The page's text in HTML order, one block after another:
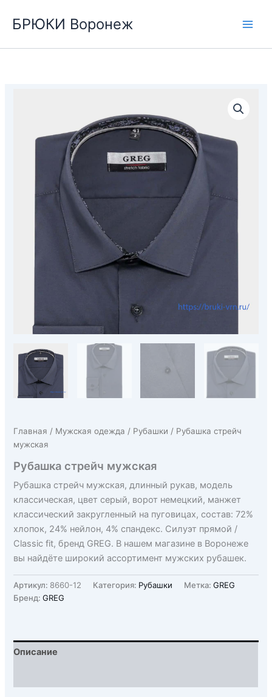
БРЮКИ Воронеж
Главная / Мужская одежда / Рубашки / Рубашка стрейч
мужская
Рубашка стрейч мужская
Рубашка стрейч мужская, длинный рукав, модель
классическая, цвет серый, ворот немецкий, манжет
классический закругленный на пуговицах, состав: 72%
хлопок, 24% нейлон, 4% спандекс. Силуэт прямой /
Classic fit, бренд GREG. В нашем магазине в Воронеже
вы найдёте широкий ассортимент мужских рубашек.
Артикул: 8660-12 Категория: Рубашки Метка:GREG
Бренд:GREG
Описание